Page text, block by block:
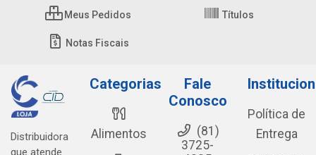
Meus Pedidos Títulos
Notas Fiscais
Distribuidora
que atende
Categorias
Alimentos
Fale
Conosco
(81)
3725-
Política de
Entrega